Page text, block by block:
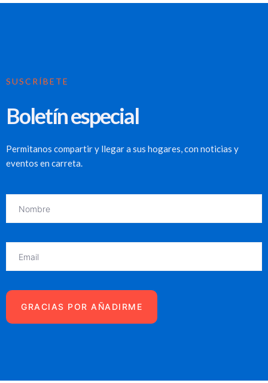
SUSCRÍBETE
Boletín especial
Permitanos compartir y llegar a sus hogares, con noticias y
eventos en carreta.